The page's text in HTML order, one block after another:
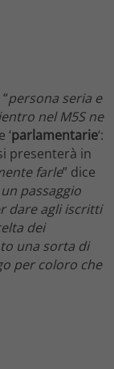
persona seria e
nel M5S ne
‘parlamentarie‘:
presenterà in
farle” dice
passaggio
dare agli iscritti
dei
una sorta di
per coloro che